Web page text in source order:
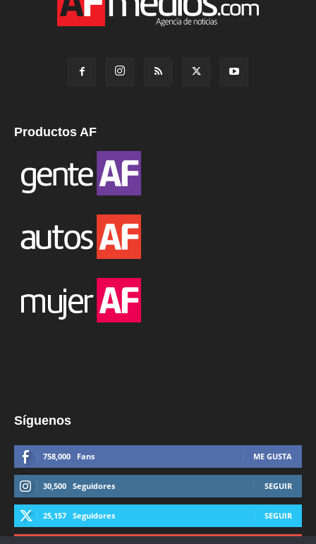
Productos AF
Síguenos
758,000 Fans ME GUSTA
30,500 Seguidores SEGUIR
25,157 Seguidores SEGUIR